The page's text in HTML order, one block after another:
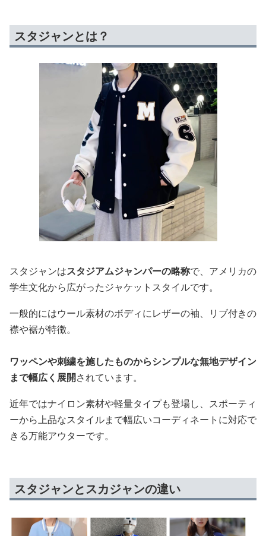
スタジャンとは？
スタジャンはスタジアムジャンパーの略称で、アメリカの
学生文化から広がったジャケットスタイルです。
一般的にはウール素材のボディにレザーの袖、リブ付きの
襟や裾が特徴。
ワッペンや刺繍を施したものからシンプルな無地デザイン
まで幅広く展開されています。
近年ではナイロン素材や軽量タイプも登場し、スポーティ
ーから上品なスタイルまで幅広いコーディネートに対応で
きる万能アウターです。
スタジャンとスカジャンの違い